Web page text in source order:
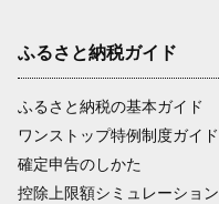
ふるさと納税ガイド
ふるさと納税の基本ガイド
ワンストップ特例制度ガイド
確定申告のしかた
控除上限額シミュレーション